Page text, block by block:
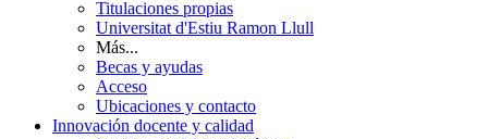
Titulaciones propias
Universitat d'Estiu Ramon Llull
Más...
Becas y ayudas
Acceso
Ubicaciones y contacto
Innovación docente y calidad